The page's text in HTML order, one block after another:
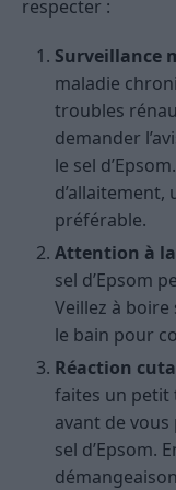
respecter :
Surveillance
maladie
troubles
demander
le sel
préférable.
Attention à
sel d’Epsom
Veillez à boire
le bain pour
Réaction
faites un petit
avant de
sel d’Epsom.